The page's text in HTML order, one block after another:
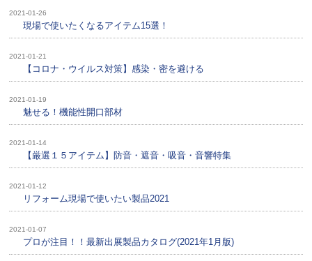
2021-01-26
現場で使いたくなるアイテム15選！
2021-01-21
【コロナ・ウイルス対策】感染・密を避ける
2021-01-19
魅せる！機能性開口部材
2021-01-14
【厳選１５アイテム】防音・遮音・吸音・音響特集
2021-01-12
リフォーム現場で使いたい製品2021
2021-01-07
プロが注目！！最新出展製品カタログ(2021年1月版)